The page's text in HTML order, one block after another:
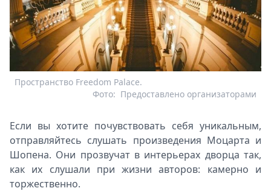
Пространство Freedom Palace.
Предоставлено организаторами
Фото:
Если вы хотите почувствовать себя уникальным,
отправляйтесь слушать произведения Моцарта и
Шопена. Они прозвучат в интерьерах дворца так,
как их слушали при жизни авторов: камерно и
торжественно.